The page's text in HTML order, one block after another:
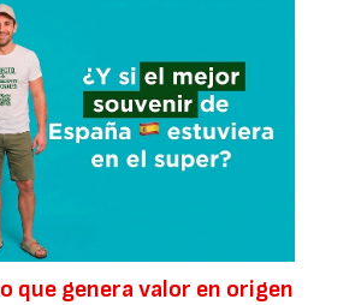
que genera valor en origen